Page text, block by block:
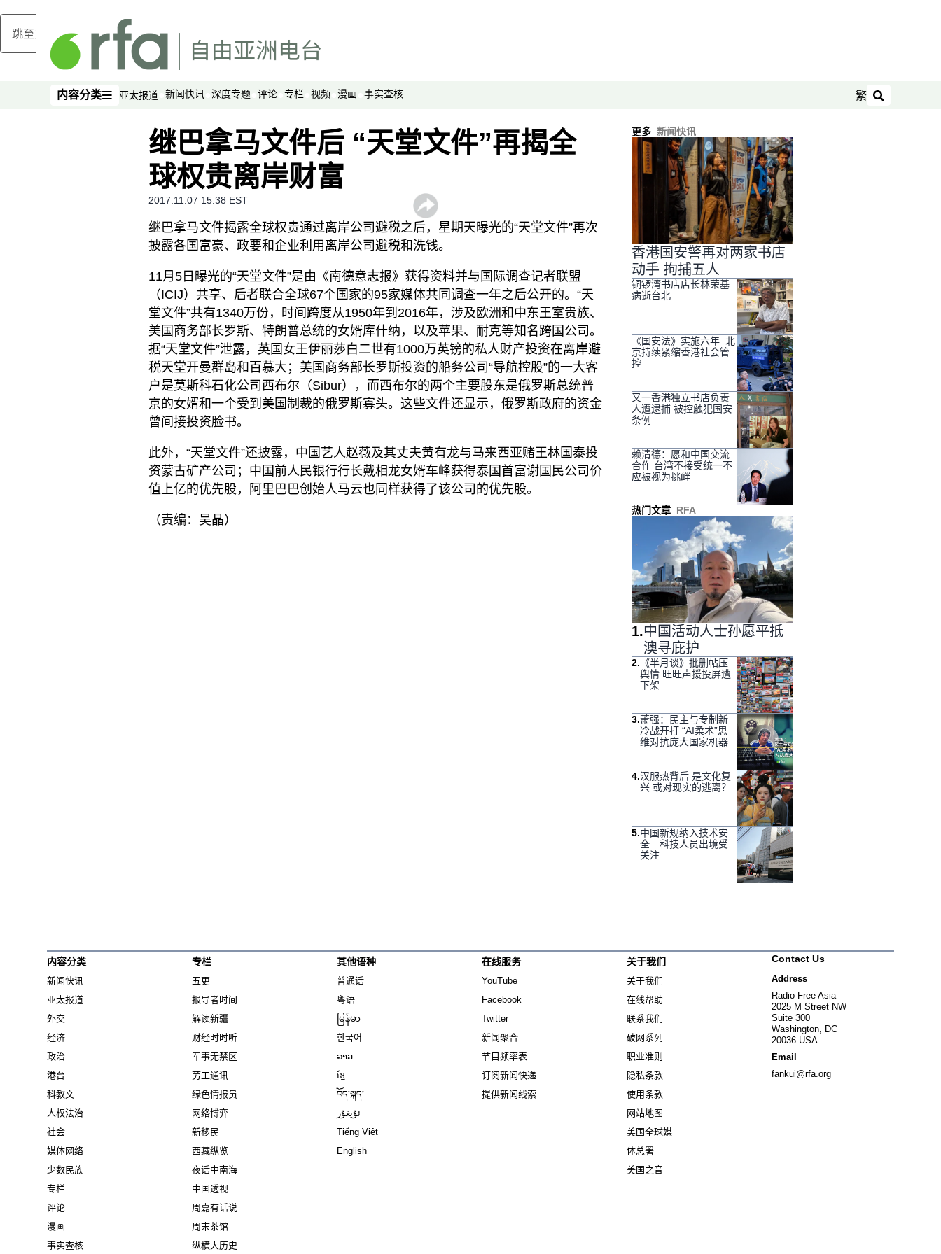
跳至主内容
内容分类
内容分类 亚太报道 新闻快讯 深度专题 评论 专栏 视频 漫画 事实查核 繁
搜索
夜话中南海
新移民
网络博弈
西藏纵览
解读新疆
评论
播客
显示 播客 个子部分
《亚太报道》音频
漫画
事实查核
视频
显示 视频 个子部分
亚洲很想聊
观点
继巴拿马文件后 “天堂文件”再揭全
球权贵离岸财富
2017.11.07 15:38 EST
继巴拿马文件揭露全球权贵通过离岸公司避税之后，星期天曝光的“天堂文件”再次
披露各国富豪、政要和企业利用离岸公司避税和洗钱。
11月5日曝光的“天堂文件”是由《南德意志报》获得资料并与国际调查记者联盟
（ICIJ）共享、后者联合全球67个国家的95家媒体共同调查一年之后公开的。“天
堂文件”共有1340万份，时间跨度从1950年到2016年，涉及欧洲和中东王室贵族、
美国商务部长罗斯、特朗普总统的女婿库什纳，以及苹果、耐克等知名跨国公司。
据“天堂文件”泄露，英国女王伊丽莎白二世有1000万英镑的私人财产投资在离岸避
税天堂开曼群岛和百慕大；美国商务部长罗斯投资的船务公司“导航控股”的一大客
户是莫斯科石化公司西布尔（Sibur），而西布尔的两个主要股东是俄罗斯总统普
京的女婿和一个受到美国制裁的俄罗斯寡头。这些文件还显示，俄罗斯政府的资金
曾间接投资脸书。
此外，“天堂文件”还披露，中国艺人赵薇及其丈夫黄有龙与马来西亚赌王林国泰投
资蒙古矿产公司；中国前人民银行行长戴相龙女婿车峰获得泰国首富谢国民公司价
值上亿的优先股，阿里巴巴创始人马云也同样获得了该公司的优先股。
（责编：吴晶）
更多 新闻快讯
香港国安警再对两家书店
动手 拘捕五人
铜锣湾书店店长林荣基
病逝台北
《国安法》实施六年 北
京持续紧缩香港社会管
控
又一香港独立书店负责
人遭逮捕 被控触犯国安
条例
赖清德：愿和中国交流
合作 台湾不接受统一不
应被视为挑衅
热门文章 RFA
1.中国活动人士孙愿平抵
澳寻庇护
2. 《半月谈》批删帖压
舆情 旺旺声援投屏遭
下架
3.萧强：民主与专制新
冷战开打 “AI柔术”思
维对抗庞大国家机器
4.汉服热背后 是文化复
兴 或对现实的逃离？
5.中国新规纳入技术安
全 科技人员出境受
关注
内容分类
新闻快讯
亚太报道
外交
经济
政治
港台
科教文
人权法治
社会
媒体网络
少数民族
专栏
评论
漫画
事实查核
专栏
五更
报导者时间
解读新疆
财经时时听
军事无禁区
劳工通讯
绿色情报员
网络博弈
新移民
西藏纵览
夜话中南海
中国透视
周嘉有话说
周末茶馆
纵横大历史
其他语种
普通话
粤语
မြန်မာ
한국어
ລາວ
ខ្មែ
བོད་སྐད།
ئۇيغۇر
Tiếng Việt
English
在线服务
YouTube
Facebook
Twitter
新闻聚合
节目频率表
订阅新闻快递
提供新闻线索
关于我们
关于我们
在线帮助
联系我们
破网系列
职业准则
隐私条款
使用条款
网站地图
美国全球媒
体总署
美国之音
Contact Us
Address
Radio Free Asia
2025 M Street NW
Suite 300
Washington, DC
20036 USA
Email
fankui@rfa.org